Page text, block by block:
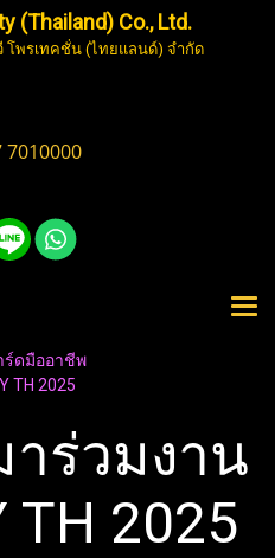
(Thailand) Co., Ltd.
พรเทคชั่น (ไทยแลนด์) จำกัด
7010000
ร์ดมืออาชีพ
TH 2025
าร่วมงาน
TH 2025